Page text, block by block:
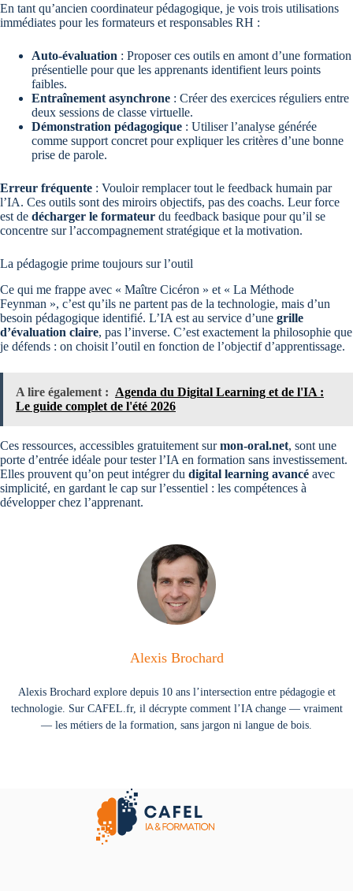
En tant qu’ancien coordinateur pédagogique, je vois trois utilisations
immédiates pour les formateurs et responsables RH :
Auto-évaluation : Proposer ces outils en amont d’une formation
présentielle pour que les apprenants identifient leurs points
faibles.
Entraînement asynchrone : Créer des exercices réguliers entre
deux sessions de classe virtuelle.
Démonstration pédagogique : Utiliser l’analyse générée
comme support concret pour expliquer les critères d’une bonne
prise de parole.
Erreur fréquente : Vouloir remplacer tout le feedback humain par
l’IA. Ces outils sont des miroirs objectifs, pas des coachs. Leur force
est de décharger le formateur du feedback basique pour qu’il se
concentre sur l’accompagnement stratégique et la motivation.
La pédagogie prime toujours sur l’outil
Ce qui me frappe avec « Maître Cicéron » et « La Méthode
Feynman », c’est qu’ils ne partent pas de la technologie, mais d’un
besoin pédagogique identifié. L’IA est au service d’une grille
d’évaluation claire, pas l’inverse. C’est exactement la philosophie que
je défends : on choisit l’outil en fonction de l’objectif d’apprentissage.
A lire également : Agenda du Digital Learning et de l'IA :
Le guide complet de l'été 2026
Ces ressources, accessibles gratuitement surmon-oral.net, sont une
porte d’entrée idéale pour tester l’IA en formation sans investissement.
Elles prouvent qu’on peut intégrer du digital learning avancé avec
simplicité, en gardant le cap sur l’essentiel : les compétences à
développer chez l’apprenant.
Alexis Brochard
Alexis Brochard explore depuis 10 ans l’intersection entre pédagogie et
technologie. Sur CAFEL.fr, il décrypte comment l’IA change — vraiment
— les métiers de la formation, sans jargon ni langue de bois.